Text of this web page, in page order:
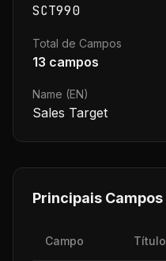
SCT990
Total de Campos
13 campos
Name (EN)
Sales Target
Principais Campos
Campo Título